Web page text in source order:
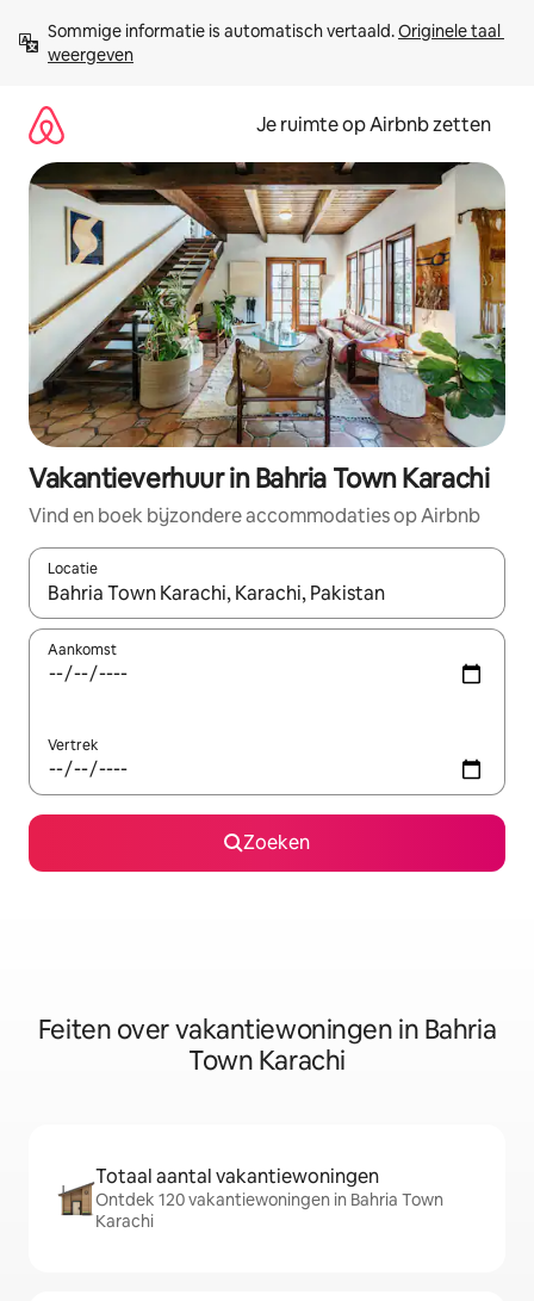
direct
naar
Sommige informatie is automatisch vertaald. Originele taal
weergeven
Je ruimte op Airbnb zetten
Vakantieverhuur in Bahria Town Karachi
Vind en boek bijzondere accommodaties op Airbnb
Locatie
Wanneer er suggesties beschikbaar zijn, maak je een keuze
Aankomst
Vertrek
Zoeken
Feiten over vakantiewoningen in Bahria
Town Karachi
Totaal aantal vakantiewoningen
Ontdek 120 vakantiewoningen in Bahria Town
Karachi